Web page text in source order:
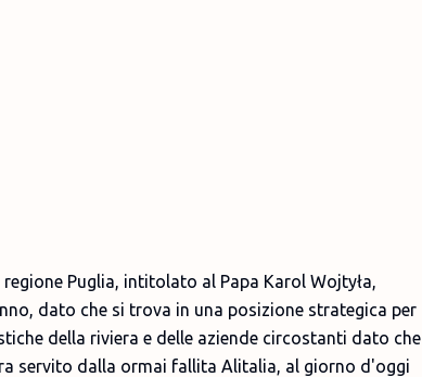
Puglia, intitolato al Papa Karol Wojtyła,
dato che si trova in una posizione strategica per
della riviera e delle aziende circostanti dato che
servito dalla ormai fallita Alitalia, al giorno d'oggi